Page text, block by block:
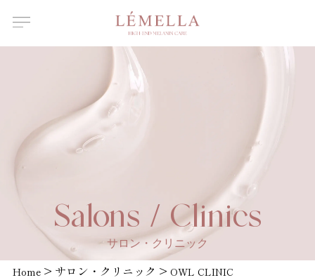
About Us
ルメラについて
Introductory
course
ルメラ導入講習について
Certified
Salons /
Clinics
取扱店舗一覧
News
お知らせ
Salons / Clinics
サロン・クリニック
Home > サロン・クリニック > OWL CLINIC